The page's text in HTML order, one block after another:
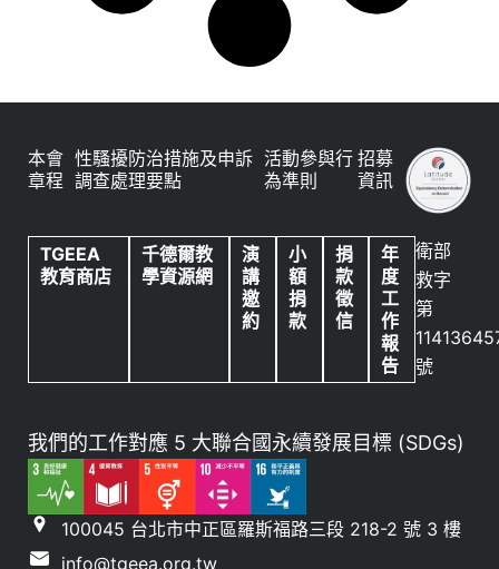
本會
章程
性騷擾防治措施及申訴
調查處理要點
活動參與行
為準則
招募
資訊
TGEEA
教育商店
千德爾教
學資源網
演
講
邀
約
小
額
捐
款
捐
款
徵
信
年
度
工
作
報
告
衛部
救字
第
號
我們的工作對應 5 大聯合國永續發展目標 (SDGs)
100045 台北市中正區羅斯福路三段 218-2 號 3 樓
info@tgeea.org.tw